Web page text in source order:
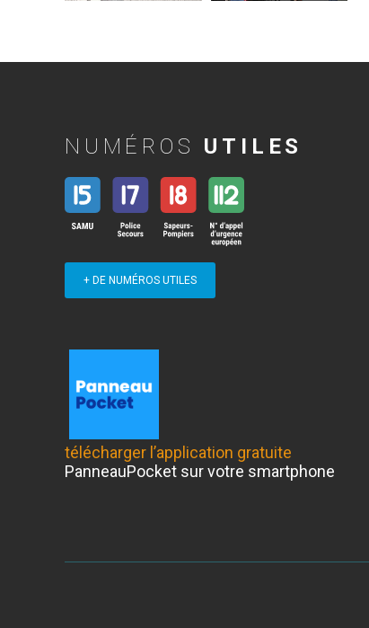
NUMÉROS UTILES
+ DE NUMÉROS UTILES
télécharger l’application gratuite
PanneauPocket sur votre smartphone